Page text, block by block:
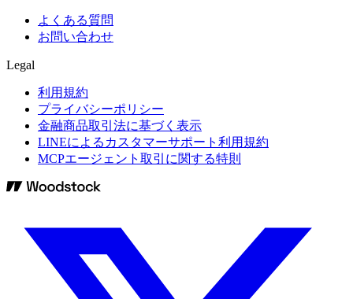
よくある質問
お問い合わせ
Legal
利用規約
プライバシーポリシー
金融商品取引法に基づく表示
LINEによるカスタマーサポート利用規約
MCPエージェント取引に関する特則